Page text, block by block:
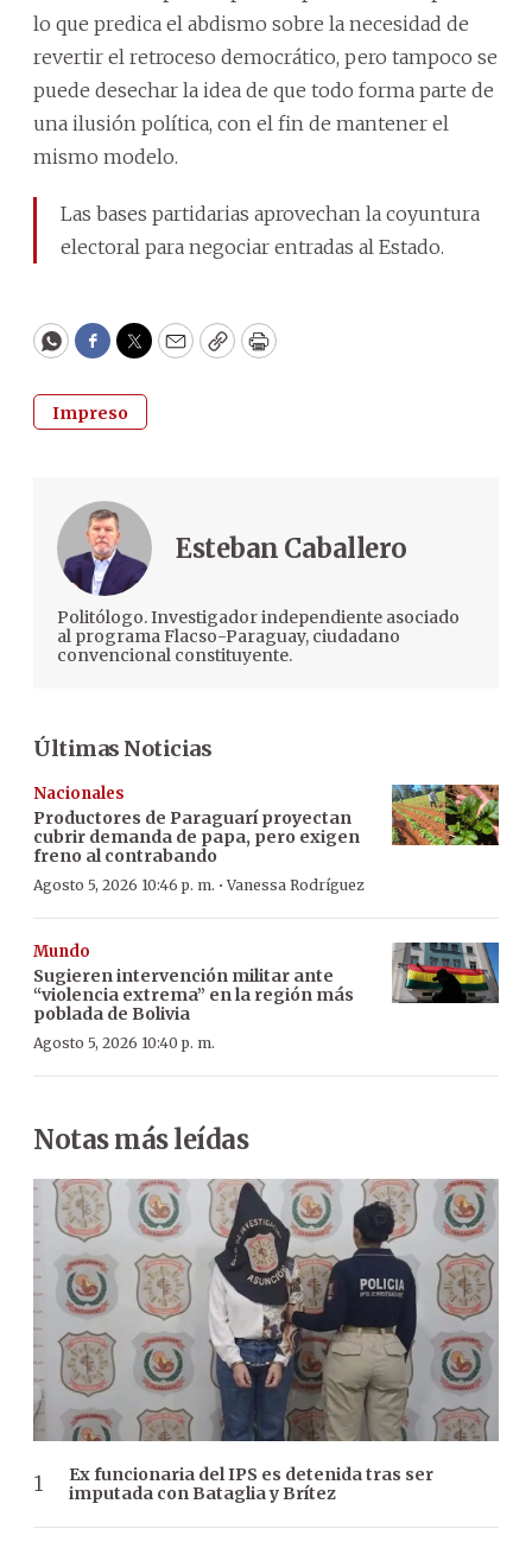
lo que predica el abdismo sobre la necesidad de
revertir el retroceso democrático, pero tampoco se
puede desechar la idea de que todo forma parte de
una ilusión política, con el fin de mantener el
mismo modelo.
Las bases partidarias aprovechan la coyuntura
electoral para negociar entradas al Estado.
WhatsApp
Facebook
Twitter
EmailCopyPrint
Impreso
Esteban Caballero
Politólogo. Investigador independiente asociado
al programa Flacso-Paraguay, ciudadano
convencional constituyente.
Últimas Noticias
Nacionales
Productores de Paraguarí proyectan
cubrir demanda de papa, pero exigen
freno al contrabando
Agosto 5, 2026 10:46 p. m. ·Vanessa Rodríguez
Mundo
Sugieren intervención militar ante
“violencia extrema” en la región más
poblada de Bolivia
Agosto 5, 2026 10:40 p. m.
Notas más leídas
Ex funcionaria del IPS es detenida tras ser
imputada con Bataglia y Brítez